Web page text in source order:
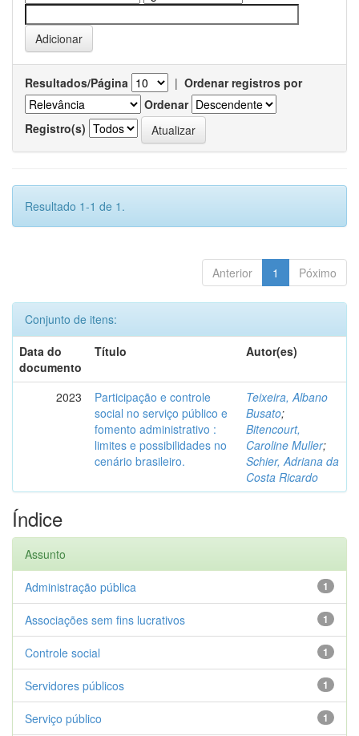
Resultados/Página | Ordenar registros por
Ordenar
Registro(s)
Resultado 1-1 de 1.
Anterior 1 Póximo
Conjunto de itens:
Data do
documento
Título Autor(es)
2023
Participação e controle
social no serviço público e
fomento administrativo :
limites e possibilidades no
cenário brasileiro.
Teixeira, Albano
Busato;
Bitencourt,
Caroline Muller;
Schier, Adriana da
Costa Ricardo
Índice
Assunto
1
Administração pública
1
Associações sem fins lucrativos
1
Controle social
1
Servidores públicos
1
Serviço público